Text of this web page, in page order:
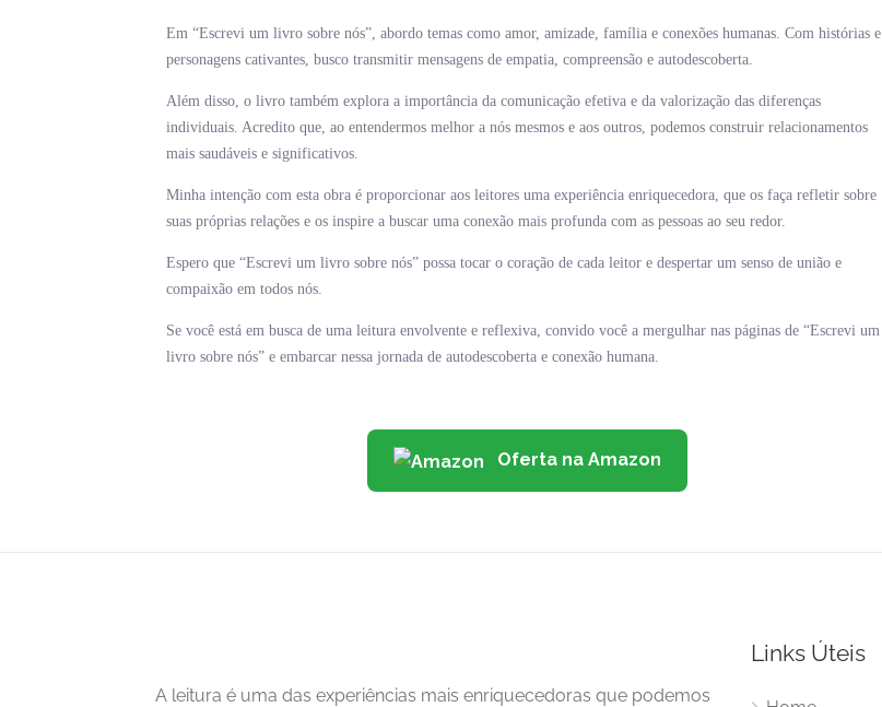
Em “Escrevi um livro sobre nós”, abordo temas como amor, amizade, família e conexões humanas. Com histórias e
personagens cativantes, busco transmitir mensagens de empatia, compreensão e autodescoberta.
Além disso, o livro também explora a importância da comunicação efetiva e da valorização das diferenças
individuais. Acredito que, ao entendermos melhor a nós mesmos e aos outros, podemos construir relacionamentos
mais saudáveis e significativos.
Minha intenção com esta obra é proporcionar aos leitores uma experiência enriquecedora, que os faça refletir sobre
suas próprias relações e os inspire a buscar uma conexão mais profunda com as pessoas ao seu redor.
Espero que “Escrevi um livro sobre nós” possa tocar o coração de cada leitor e despertar um senso de união e
compaixão em todos nós.
Se você está em busca de uma leitura envolvente e reflexiva, convido você a mergulhar nas páginas de “Escrevi um
livro sobre nós” e embarcar nessa jornada de autodescoberta e conexão humana.
Oferta na Amazon
A leitura é uma das experiências mais enriquecedoras que podemos
Links Úteis